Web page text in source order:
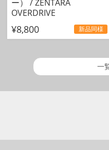
ー） / ZENTARA
OVERDRIVE
¥8,800 新品同様
一